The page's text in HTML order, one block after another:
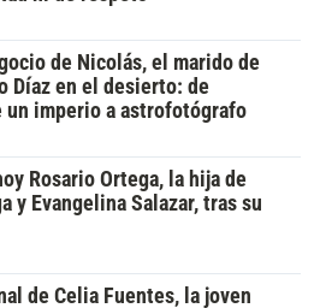
de Nicolás, el marido de
Díaz en el desierto: de
un imperio a astrofotógrafo
Rosario Ortega, la hija de
y Evangelina Salazar, tras su
de Celia Fuentes, la joven